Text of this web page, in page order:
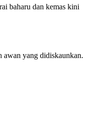
baharu dan kemas kini
awan yang didiskaunkan.